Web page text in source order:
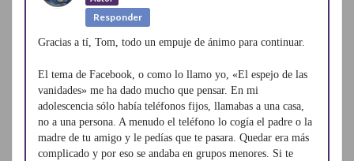
Responder
Gracias a tí, Tom, todo un empuje de ánimo para continuar.
El tema de Facebook, o como lo llamo yo, «El espejo de las
vanidades» me ha dado mucho que pensar. En mi
adolescencia sólo había teléfonos fijos, llamabas a una casa,
no a una persona. A menudo el teléfono lo cogía el padre o la
madre de tu amigo y le pedías que te pasara. Quedar era más
complicado y por eso se andaba en grupos menores. Si te